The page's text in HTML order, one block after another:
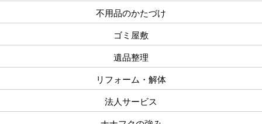
不用品のかたづけ
ゴミ屋敷
遺品整理
リフォーム・解体
法人サービス